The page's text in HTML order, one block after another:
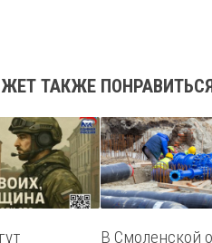
ТАКЖЕ
В Смоленской